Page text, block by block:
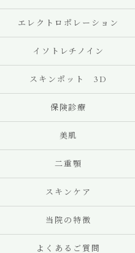
エレクトロポレーション
イソトレチノイン
スキンポット 3D
保険診療
美肌
二重顎
スキンケア
当院の特徴
よくあるご質問